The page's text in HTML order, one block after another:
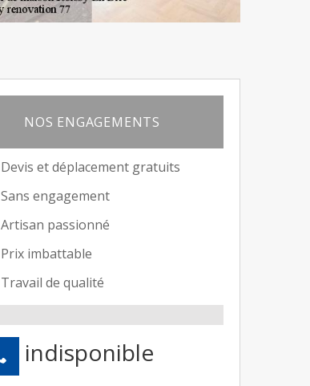
NOS ENGAGEMENTS
Devis et déplacement gratuits
Sans engagement
Artisan passionné
Prix imbattable
Travail de qualité
indisponible